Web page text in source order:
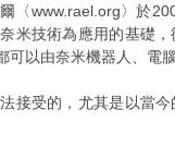
〈www.rael.org〉於
米技術為應用的基礎
可以由奈米機器人、電
接受的，尤其是以當